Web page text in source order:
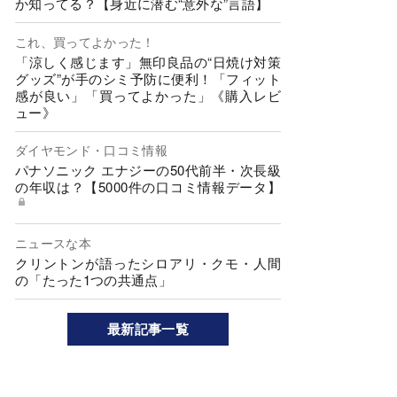
これ、買ってよかった！
「涼しく感じます」無印良品の“日焼け対策
グッズ”が手のシミ予防に便利！「フィット
感が良い」「買ってよかった」《購入レビ
ュー》
ダイヤモンド・口コミ情報
パナソニック エナジーの50代前半・次長級
の年収は？【5000件の口コミ情報データ】
ニュースな本
クリントンが語ったシロアリ・クモ・人間
の「たった1つの共通点」
最新記事一覧